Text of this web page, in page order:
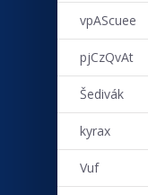
vpAScuee
pjCzQvAt
Šedivák
kyrax
Vuf